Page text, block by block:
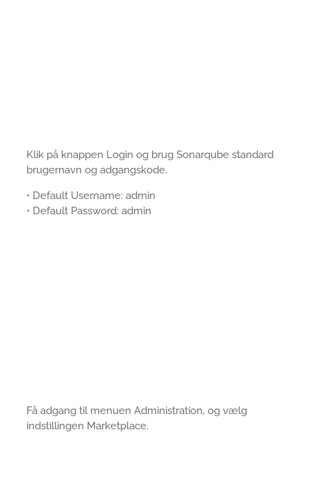
Klik på knappen Login og brug Sonarqube standard
brugernavn og adgangskode.
• Default Username: admin
• Default Password: admin
Få adgang til menuen Administration, og vælg
indstillingen Marketplace.